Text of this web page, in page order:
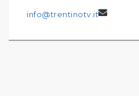
info@trentinotv.it